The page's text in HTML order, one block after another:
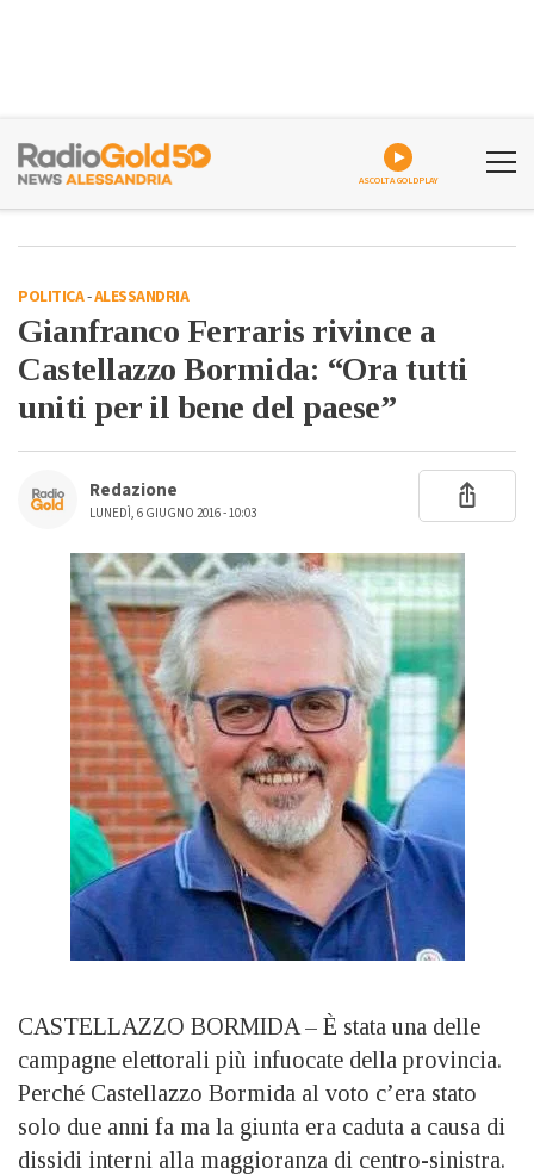
ASCOLTA GOLDPLAY
POLITICA-ALESSANDRIA
Gianfranco Ferraris rivince a
Castellazzo Bormida: “Ora tutti
uniti per il bene del paese”
Redazione
LUNEDÌ, 6 GIUGNO 2016 - 10:03
CASTELLAZZO BORMIDA – È stata una delle
campagne elettorali più infuocate della provincia.
Perché Castellazzo Bormida al voto c’era stato
solo due anni fa ma la giunta era caduta a causa di
dissidi interni alla maggioranza di centro-sinistra.